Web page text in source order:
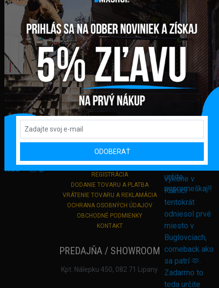
FAKTURAČNÁ ADRESA
GLOBAL DIAMONDS s. r. o.
Námestie sv. Martina 708/30
082 71 Lipany
Slovensko
+421 948 374 905
info@bmxshop.sk
Podporujeme online platby
DÔLEŽITÉ ODKAZY
PRIHLÁSENIE
REGISTRÁCIA
DODANIE TOVARU A PLATBA
VRÁTENIE TOVARU A REKLAMÁCIA
OCHRANA OSOBNÝCH ÚDAJOV
OBCHODNÉ PODMIENKY
KONTAKT
PREDAJŇA / SHOWROOM
Kpt. Nálepku 450, 082 71 Lipany
ODOBERAŤ